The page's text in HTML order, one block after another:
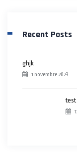
Recent Posts
ghjk
1 novembre 2023
test